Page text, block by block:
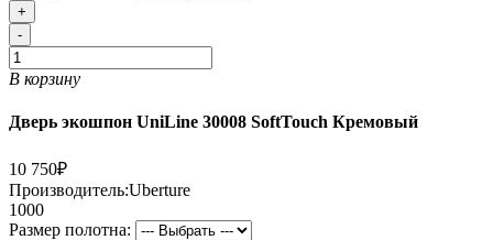
+
-
В корзину
Дверь экошпон UniLine 30008 SoftTouch Кремовый
10 750₽
Производитель:Uberture
1000
Размер полотна: